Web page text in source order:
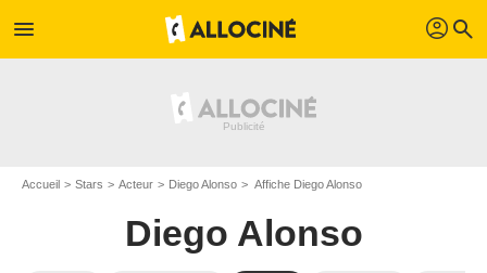
menu profil search
Accueil Stars Acteur Diego Alonso Affiche Diego Alonso
Diego Alonso